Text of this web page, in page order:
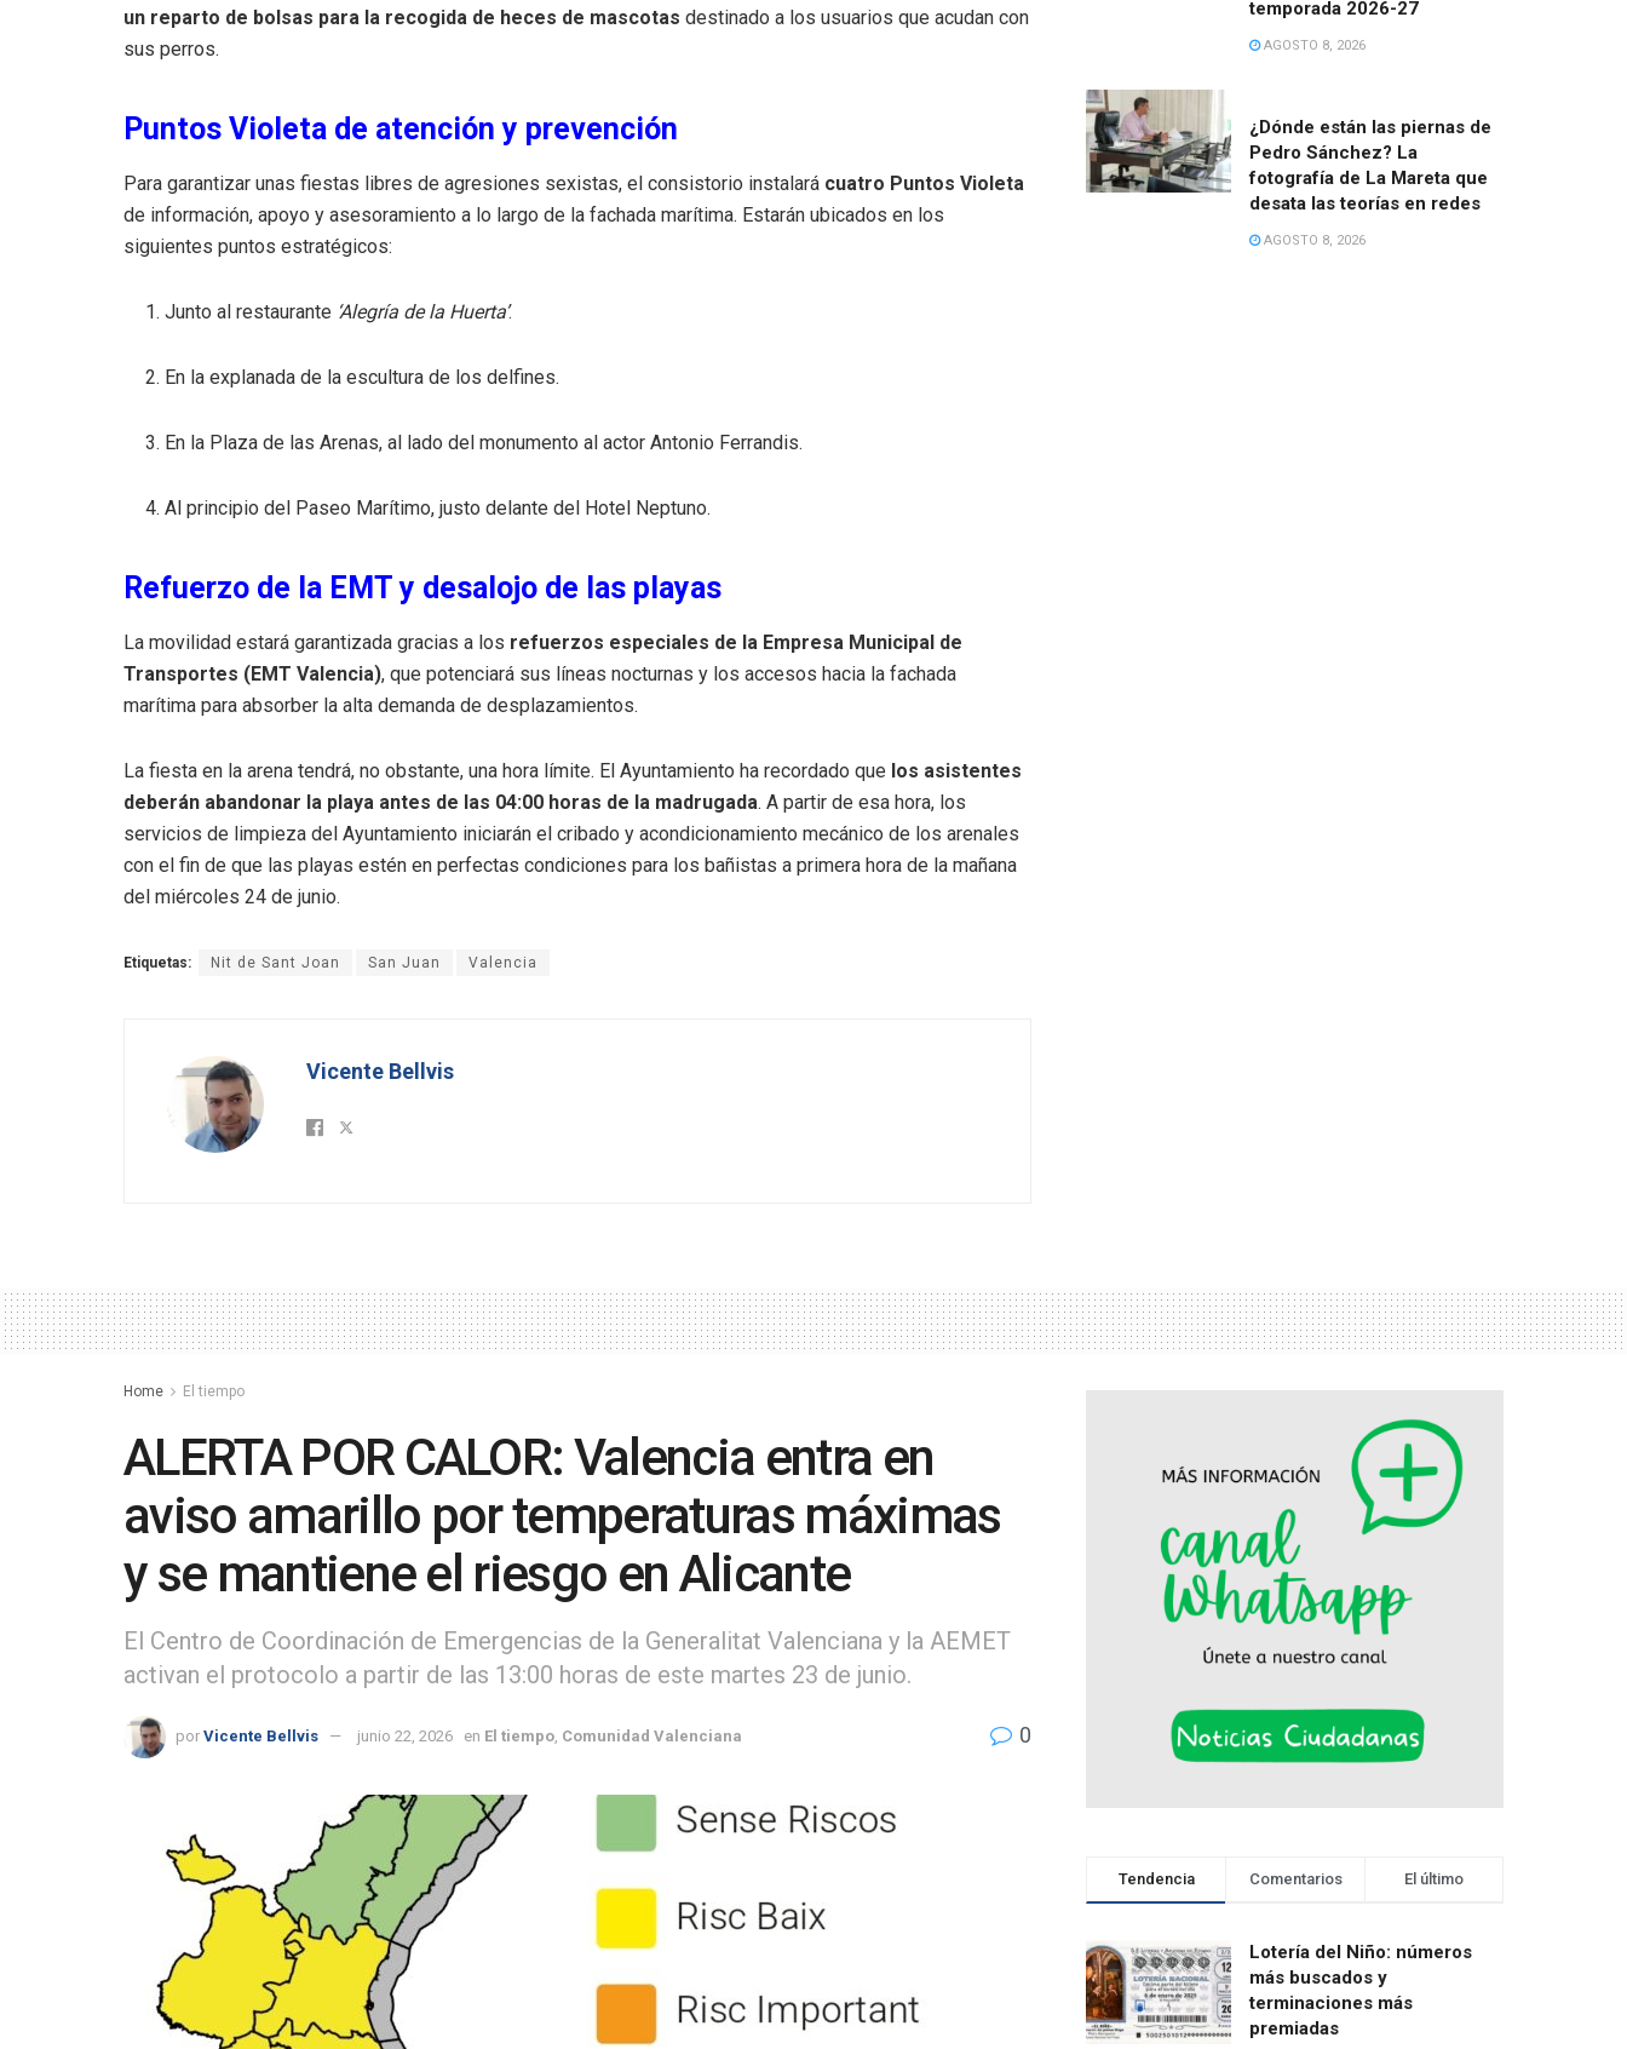
un reparto de bolsas para la recogida de heces de mascotas destinado a los usuarios que acudan con
sus perros.
Puntos Violeta de atención y prevención
Para garantizar unas fiestas libres de agresiones sexistas, el consistorio instalará cuatro Puntos Violeta
de información, apoyo y asesoramiento a lo largo de la fachada marítima. Estarán ubicados en los
siguientes puntos estratégicos:
Junto al restaurante ‘Alegría de la Huerta’.
En la explanada de la escultura de los delfines.
En la Plaza de las Arenas, al lado del monumento al actor Antonio Ferrandis.
Al principio del Paseo Marítimo, justo delante del Hotel Neptuno.
Refuerzo de la EMT y desalojo de las playas
La movilidad estará garantizada gracias a los refuerzos especiales de la Empresa Municipal de
Transportes (EMT Valencia), que potenciará sus líneas nocturnas y los accesos hacia la fachada
marítima para absorber la alta demanda de desplazamientos.
La fiesta en la arena tendrá, no obstante, una hora límite. El Ayuntamiento ha recordado que los asistentes
deberán abandonar la playa antes de las 04:00 horas de la madrugada. A partir de esa hora, los
servicios de limpieza del Ayuntamiento iniciarán el cribado y acondicionamiento mecánico de los arenales
con el fin de que las playas estén en perfectas condiciones para los bañistas a primera hora de la mañana
del miércoles 24 de junio.
Etiquetas: Nit de Sant Joan San Juan Valencia
Vicente Bellvis
temporada 2026-27
AGOSTO 8, 2026
¿Dónde están las piernas de
Pedro Sánchez? La
fotografía de La Mareta que
desata las teorías en redes
AGOSTO 8, 2026
Home El tiempo
ALERTA POR CALOR: Valencia entra en
aviso amarillo por temperaturas máximas
y se mantiene el riesgo en Alicante
El Centro de Coordinación de Emergencias de la Generalitat Valenciana y la AEMET
activan el protocolo a partir de las 13:00 horas de este martes 23 de junio.
por Vicente Bellvis junio 22, 2026 en El tiempo Comunidad Valenciana 0
Tendencia Comentarios El último
Lotería del Niño: números
más buscados y
terminaciones más
premiadas